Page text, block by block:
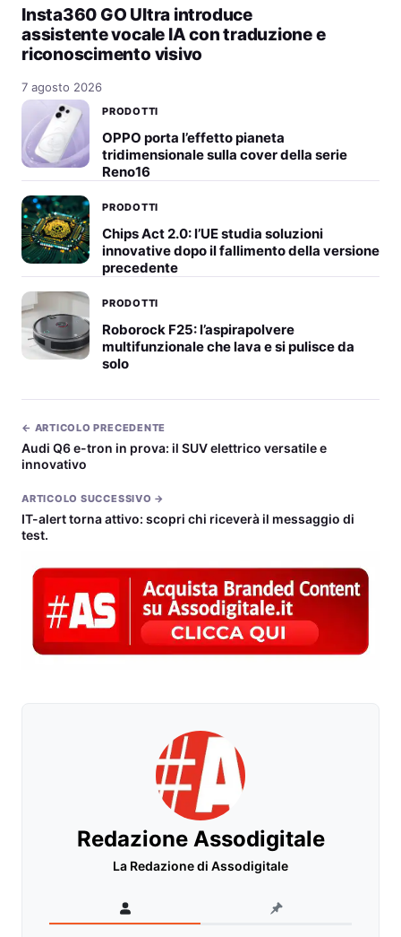
Insta360 GO Ultra introduce
assistente vocale IA con traduzione e
riconoscimento visivo
7 agosto 2026
PRODOTTI
OPPO porta l’effetto pianeta
tridimensionale sulla cover della serie
Reno16
PRODOTTI
Chips Act 2.0: l’UE studia soluzioni
innovative dopo il fallimento della versione
precedente
PRODOTTI
Roborock F25: l’aspirapolvere
multifunzionale che lava e si pulisce da
solo
← ARTICOLO PRECEDENTE
Audi Q6 e-tron in prova: il SUV elettrico versatile e
innovativo
ARTICOLO SUCCESSIVO →
IT-alert torna attivo: scopri chi riceverà il messaggio di
test.
Redazione Assodigitale
La Redazione di Assodigitale